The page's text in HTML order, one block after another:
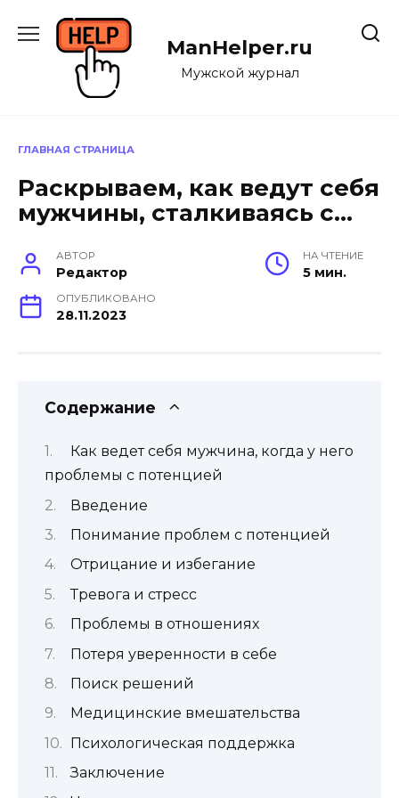
содержанию
ManHelper.ru
Мужской журнал
ГЛАВНАЯ СТРАНИЦА
Раскрываем, как ведут себя
мужчины, сталкиваясь с…
АВТОР
Редактор
НА ЧТЕНИЕ
5 мин.
ОПУБЛИКОВАНО
28.11.2023
Содержание
Как ведет себя мужчина, когда у него
проблемы с потенцией
Введение
Понимание проблем с потенцией
Отрицание и избегание
Тревога и стресс
Проблемы в отношениях
Потеря уверенности в себе
Поиск решений
Медицинские вмешательства
Психологическая поддержка
Заключение